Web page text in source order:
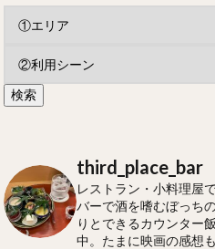
third_place_bar
レストラン・小料理屋
バーで酒を嗜むぼっち
りとできるカウンター
中。たまに映画の感想も